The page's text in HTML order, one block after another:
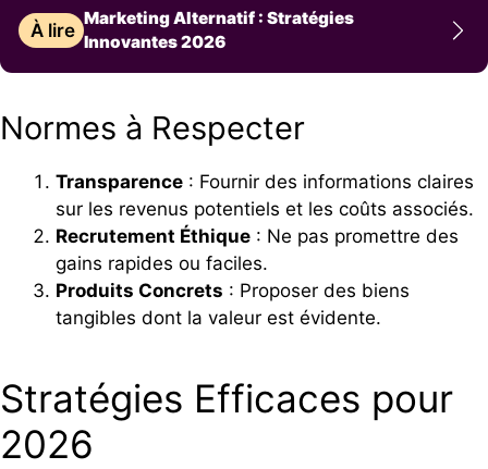
À lire
Marketing Alternatif : Stratégies
Innovantes 2026
Normes à Respecter
Transparence : Fournir des informations claires
sur les revenus potentiels et les coûts associés.
Recrutement Éthique : Ne pas promettre des
gains rapides ou faciles.
Produits Concrets : Proposer des biens
tangibles dont la valeur est évidente.
Stratégies Efficaces pour
2026